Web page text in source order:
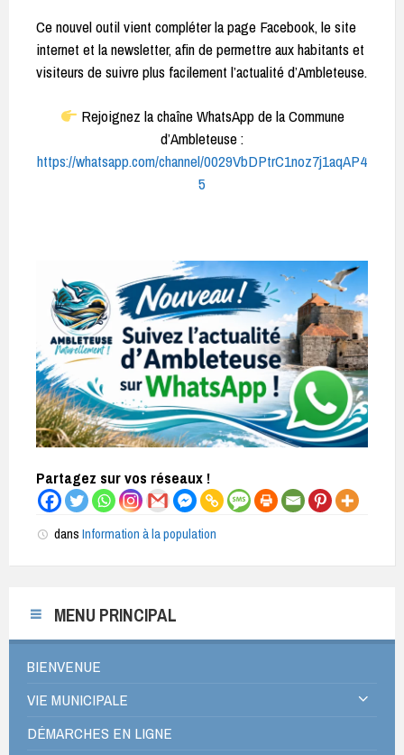
Ce nouvel outil vient compléter la page Facebook, le site
internet et la newsletter, afin de permettre aux habitants et
visiteurs de suivre plus facilement l’actualité d’Ambleteuse.
Rejoignez la chaîne WhatsApp de la Commune
d’Ambleteuse :
https://whatsapp.com/channel/0029VbDPtrC1noz7j1aqAP4
5
Partagez sur vos réseaux !
dans Information à la population
MENU PRINCIPAL
BIENVENUE
VIE MUNICIPALE
DÉMARCHES EN LIGNE